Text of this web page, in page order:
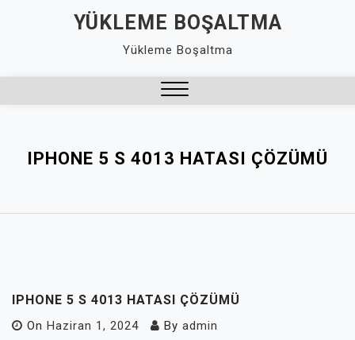
YÜKLEME BOŞALTMA
Yükleme Boşaltma
IPHONE 5 S 4013 HATASI ÇÖZÜMÜ
IPHONE 5 S 4013 HATASI ÇÖZÜMÜ
On Haziran 1, 2024 By admin